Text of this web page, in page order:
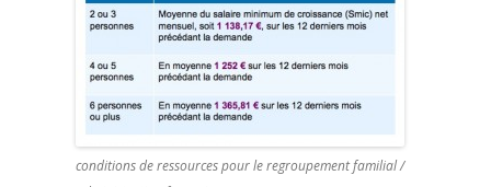
conditions de ressources pour le regroupement familial /